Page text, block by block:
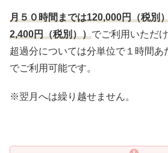
月５０時間までは120,000円（税別
2,400円（税別））でご利用いただけ
超過分については分単位で１時間あ
でご利用可能です。
※翌月へは繰り越せません。